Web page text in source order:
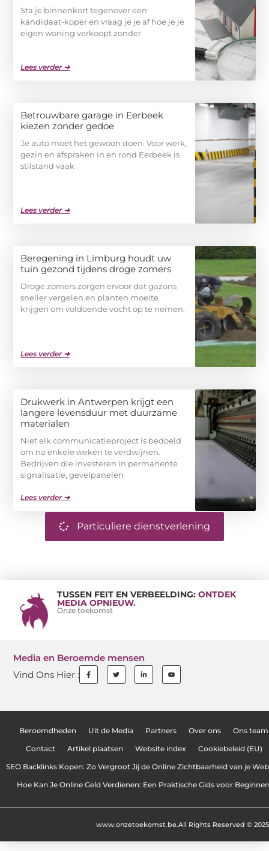
Sta je binnenkort tegenover een
kandidaat-koper en vraag je je af hoe je je
eigen woning verkoopt zonder
Lees verder ➜
Betrouwbare garage in Eerbeek
kiezen zonder gedoe
Je auto moet het gewoon doen. Voor werk,
gezin en afspraken in en rond Eerbeek is
stilstand vaak
Lees verder ➜
Beregening in Limburg houdt uw
tuin gezond tijdens droge zomers
Droge zomers zorgen ervoor dat gazons
sneller vergelen en planten moeite
krijgen om voldoende vocht op te nemen.
Lees verder ➜
Drukwerk in Antwerpen krijgt een
langere levensduur met duurzame
materialen
Niet elk communicatieproject is bedoeld
om na enkele weken te verdwijnen.
Bedrijven die investeren in permanente
signalisatie, gevelpanelen
Lees verder ➜
Particuliere dienstverlening
TUSSEN FEIT EN VERBEELDING: ONTDEK
MEDIA OPNIEUW.
Onze toekomst
Media en Beroemde mensen
Vind Ons Hier :
Beroemdheden Uit de Media Partners Over ons Ons team
Contact Artikel plaatsen Website index Cookiebeleid (EU)
SEO Backlinks Kopen: Zo Vergroot Jij de Online Zichtbaarheid van je
Hoe Kan Je Online Geld Verdienen: Een Praktische Gids voor
All Rights Reserved © 2025
www.onzetoekomst.be.